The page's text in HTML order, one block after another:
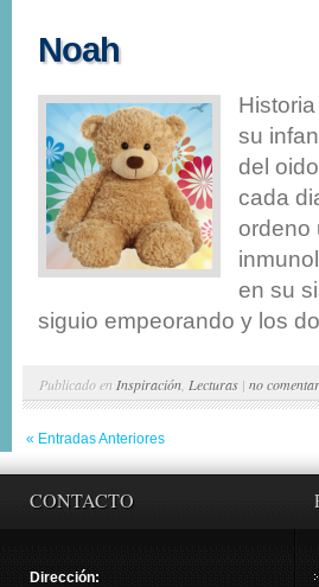
Noah
su
del
cada
ordeno
en su
siguio empeorando y los
Publicado en Inspiración Lecturas | no
« Entradas Anteriores
CONTACTO
Dirección: